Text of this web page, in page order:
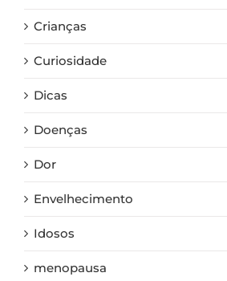
Crianças
Curiosidade
Dicas
Doenças
Dor
Envelhecimento
Idosos
menopausa